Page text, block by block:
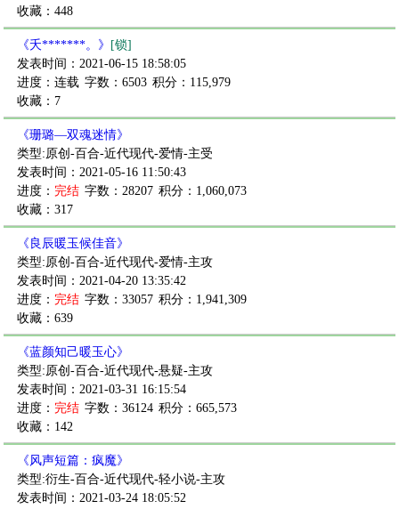
收藏：448
《夭*******。》
[锁]
发表时间：2021-06-15 18:58:05
进度：连载 字数：6503 积分：115,979
收藏：7
《珊璐—双魂迷情》
类型:原创-百合-近代现代-爱情-主受
发表时间：2021-05-16 11:50:43
进度： 完结 字数：28207 积分：1,060,073
收藏：317
《良辰暖玉候佳音》
类型:原创-百合-近代现代-爱情-主攻
发表时间：2021-04-20 13:35:42
进度： 完结 字数：33057 积分：1,941,309
收藏：639
《蓝颜知己暖玉心》
类型:原创-百合-近代现代-悬疑-主攻
发表时间：2021-03-31 16:15:54
进度： 完结 字数：36124 积分：665,573
收藏：142
《风声短篇：疯魔》
类型:衍生-百合-近代现代-轻小说-主攻
发表时间：2021-03-24 18:05:52